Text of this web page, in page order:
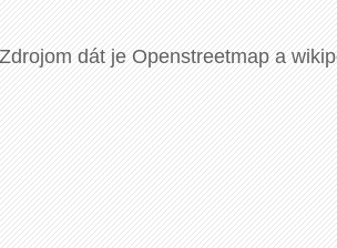
dát je Openstreetmap a